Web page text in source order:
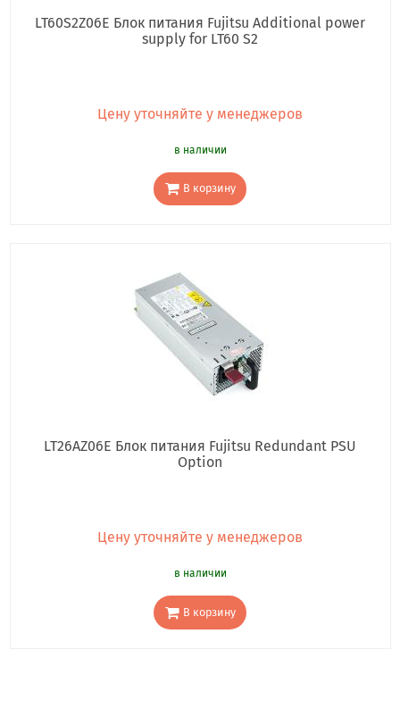
LT60S2Z06E Блок питания Fujitsu Additional power
supply for LT60 S2
Цену уточняйте у менеджеров
в наличии
В корзину
LT26AZ06E Блок питания Fujitsu Redundant PSU
Option
Цену уточняйте у менеджеров
в наличии
В корзину